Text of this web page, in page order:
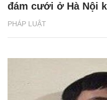
PHÁP LUẬT
đám cưới ở Hà Nội